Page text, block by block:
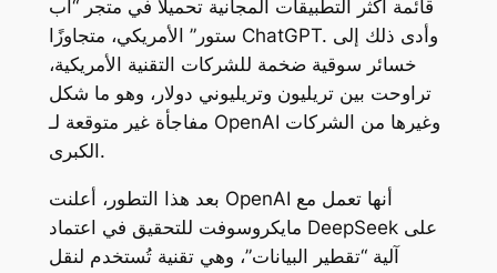
قائمة أكثر التطبيقات المجانية تحميلًا في متجر “آب
ستور” الأمريكي، متجاوزًا ChatGPT. وأدى ذلك إلى
خسائر سوقية ضخمة للشركات التقنية الأمريكية،
تراوحت بين تريليون وتريليوني دولار، وهو ما شكل
مفاجأة غير متوقعة لـ OpenAI وغيرها من الشركات
الكبرى.
بعد هذا التطور، أعلنت OpenAI أنها تعمل مع
مايكروسوفت للتحقيق في اعتماد DeepSeek على
آلية “تقطير البيانات”، وهي تقنية تُستخدم لنقل